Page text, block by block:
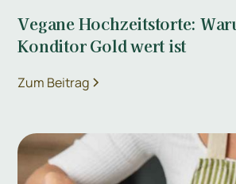
Vegane Hochzeitstorte:
Konditor Gold wert ist
Zum Beitrag